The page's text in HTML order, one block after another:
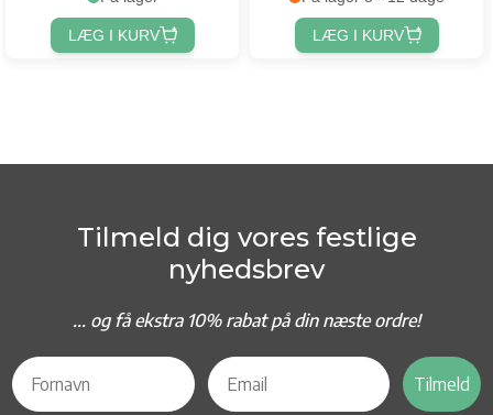
LÆG I KURV LÆG I KURV
Tilmeld dig vores festlige
nyhedsbrev
... og få ekstra 10% rabat på din næste ordre!
Tilmeld